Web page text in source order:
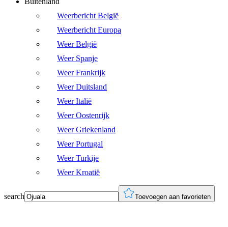
Weerbericht België
Weerbericht Europa
Weer België
Weer Spanje
Weer Frankrijk
Weer Duitsland
Weer Italië
Weer Oostenrijk
Weer Griekenland
Weer Portugal
Weer Turkije
Weer Kroatië
search Toevoegen aan favorieten